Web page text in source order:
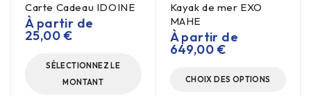
Carte Cadeau IDOINE
À partir de
25,00€
SÉLECTIONNEZ LE
MONTANT
Kayak de mer EXO
MAHE
À partir de
649,00€
CHOIX DES OPTIONS